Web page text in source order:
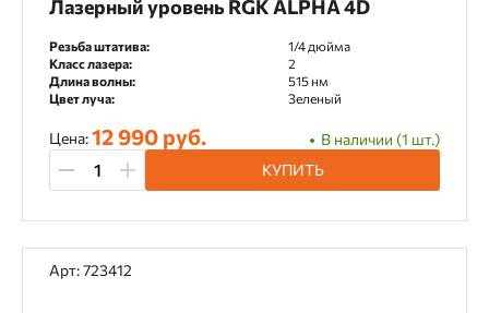
Лазерный уровень RGK ALPHA 4D
Резьба штатива:
1/4 дюйма
Класс лазера:
2
Длина волны:
515 нм
Цвет луча:
Зеленый
Цена:12 990 руб.
В наличии (1 шт.)
КУПИТЬ
Арт: 723412